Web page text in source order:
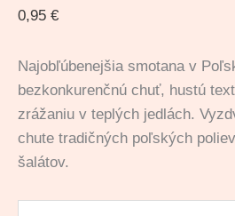
0,95 €
Najobľúbenejšia smotana v
bezkonkurenčnú chuť, hustú
zrážaniu v teplých jedlách.
chute tradičných poľských
šalátov.